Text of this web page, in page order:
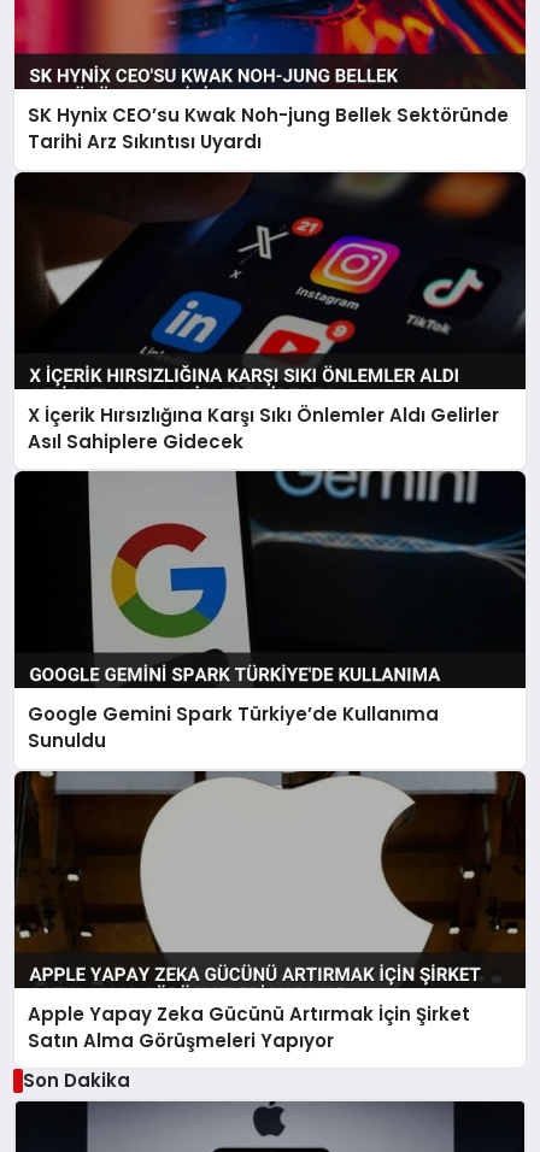
SK Hynix CEO’su Kwak Noh-jung Bellek Sektöründe
Tarihi Arz Sıkıntısı Uyardı
X İçerik Hırsızlığına Karşı Sıkı Önlemler Aldı Gelirler
Asıl Sahiplere Gidecek
Google Gemini Spark Türkiye’de Kullanıma
Sunuldu
Apple Yapay Zeka Gücünü Artırmak İçin Şirket
Satın Alma Görüşmeleri Yapıyor
Son Dakika